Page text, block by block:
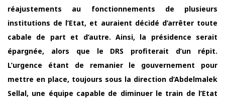
réajustements au fonctionnements de plusieurs
institutions de l’Etat, et auraient décidé d’arrêter toute
cabale de part et d’autre. Ainsi, la présidence serait
épargnée, alors que le DRS profiterait d’un répit.
L’urgence étant de remanier le gouvernement pour
mettre en place, toujours sous la direction d’Abdelmalek
Sellal, une équipe capable de diminuer le train de l’Etat